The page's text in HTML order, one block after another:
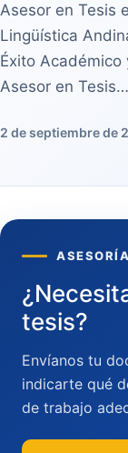
Asesor en Tesis
Lingüística
Éxito Académico
Asesor en Tesis…
2 de septiembre de
tesis?
Envíanos tu
indicarte qué
de trabajo